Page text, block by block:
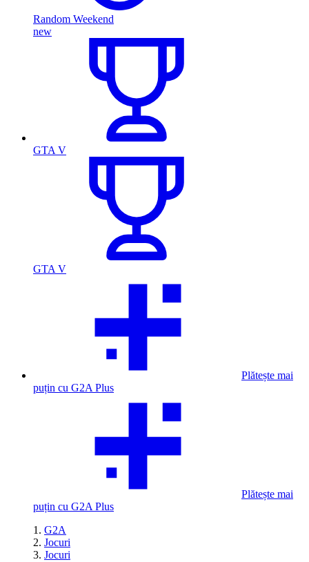
Random Weekend
new
GTA V
GTA V
Plătește mai
puțin cu G2A Plus
Plătește mai
puțin cu G2A Plus
G2A
Jocuri
Jocuri